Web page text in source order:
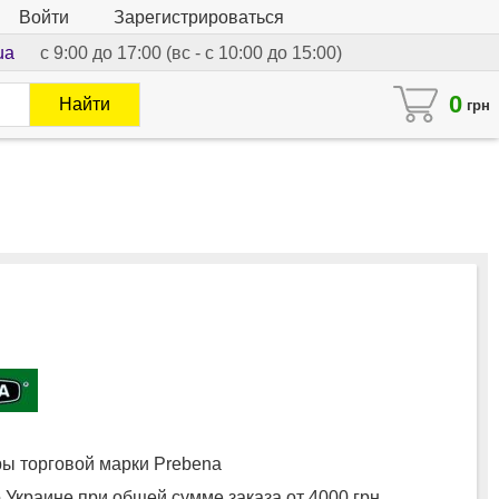
Войти
Зарегистрироваться
с 9:00 до 17:00 (вс - с 10:00 до 15:00)
0 грн
Найти
торговой марки Prebena